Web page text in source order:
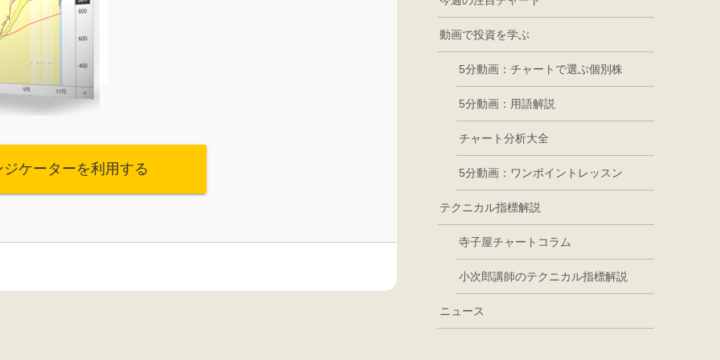
ケーターを利用する
動画で投資を学ぶ
5分動画：チャートで選ぶ個別株
5分動画：用語解説
チャート分析大全
5分動画：ワンポイントレッスン
テクニカル指標解説
寺子屋チャートコラム
小次郎講師のテクニカル指標解説
ニュース